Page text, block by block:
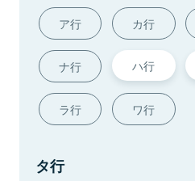
ア行 カ行
ナ行 ハ行
ラ行 ワ行
タ行